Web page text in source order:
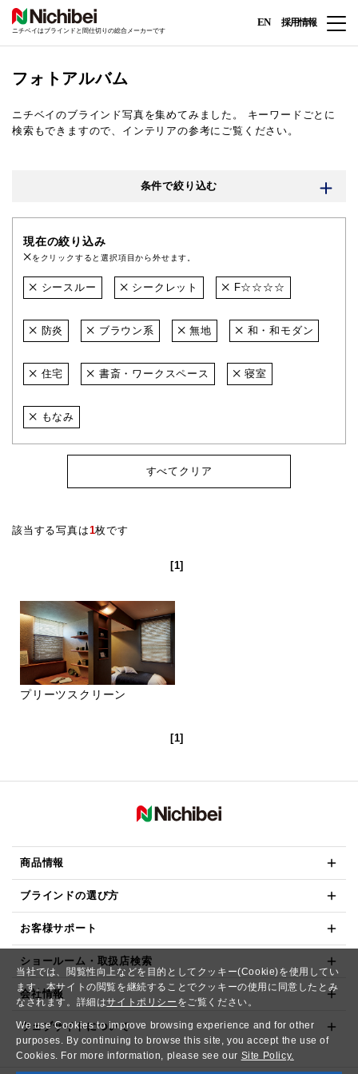
当社では、閲覧性向上などを目的としてクッキー(Cookie)を使用してい
ます。本サイトの閲覧を継続することでクッキーの使用に同意したとみ
なされます。詳細はサイトポリシー をご覧ください。
We use Cookies to improve browsing experience and for other
purposes. By continuing to browse this site, you accept the use of
Cookies. For more information, please see our Site Policy.
ニチベイはブラインドと間仕切りの総合メーカーです
EN 採用情報
フォトアルバム
ニチベイのブラインド写真を集めてみました。
キーワードごとに
検索もできますので、インテリアの参考にご覧ください。
条件で絞り込む
現在の絞り込み
をクリックすると選択項目から外せます。
シースルー シークレット F☆☆☆☆
防炎 ブラウン系 無地 和・和モダン
住宅 書斎・ワークスペース 寝室
もなみ
すべてクリア
該当する写真は1枚です
[1]
プリーツスクリーン
[1]
商品情報
ブラインドの選び方
お客様サポート
ショールーム・取扱店検索
会社情報
ウェブサイトについて